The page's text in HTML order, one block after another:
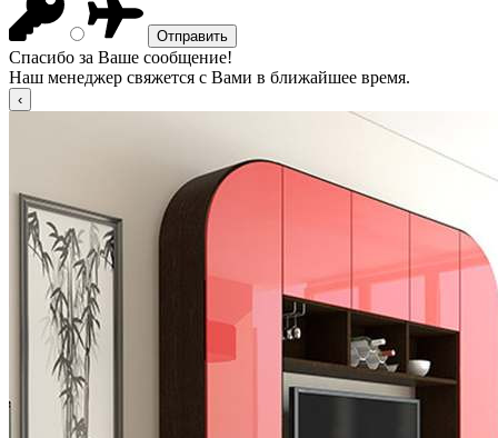
Спасибо за Ваше сообщение!
Наш менеджер свяжется с Вами в ближайшее время.